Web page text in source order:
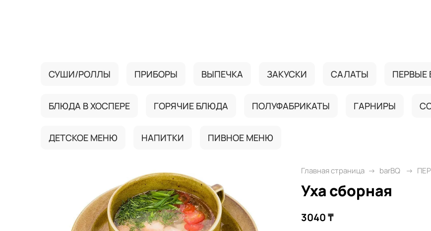
СУШИ/РОЛЛЫ ПРИБОРЫ ВЫПЕЧКА ЗАКУСКИ САЛАТЫ ПЕРВЫЕ
БЛЮДА В ХОСПЕРЕ ГОРЯЧИЕ БЛЮДА ПОЛУФАБРИКАТЫ ГАРНИРЫ
ДЕТСКОЕ МЕНЮ НАПИТКИ ПИВНОЕ МЕНЮ
Главная страница barBQ
Уха сборная
3040 ₸